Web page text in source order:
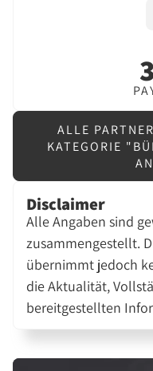
ALLE
KATEGORIE
Disclaimer
Alle Angaben sind
zusammengestellt.
übernimmt jedoch
die Aktualität,
bereitgestellten